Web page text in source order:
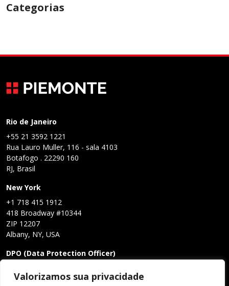
Valorizamos sua privacidade
Categorias
Rio de Janeiro
+55 21 3592 1221
Rua Lauro Muller, 116 - sala 4103
Botafogo . 22290 160
RJ, Brasil
New York
+1 718 415 1912
418 Broadway #10344
ZIP 12207
Albany, NY, USA
DPO (Data Protection Officer)
lgpd@eleadatacenters.com